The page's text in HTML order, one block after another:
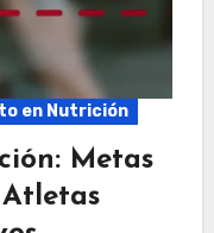
en Nutrición
Metas